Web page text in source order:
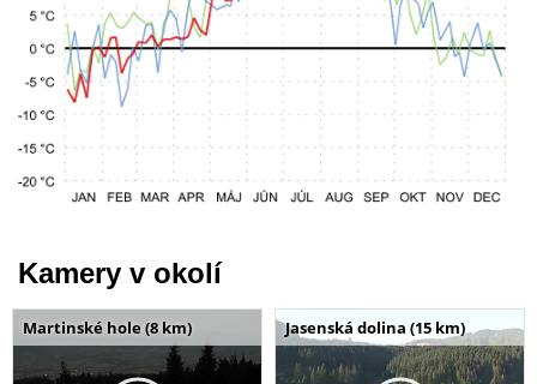
Kamery v okolí
Martinské hole (8 km) Jasenská dolina (15 km)